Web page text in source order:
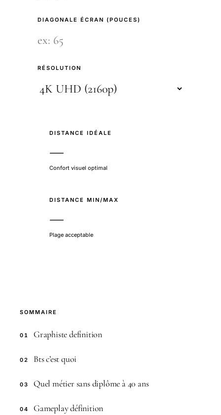
DIAGONALE ÉCRAN (POUCES)
RÉSOLUTION
DISTANCE IDÉALE
—
Confort visuel optimal
DISTANCE MIN/MAX
—
Plage acceptable
SOMMAIRE
01 Graphiste definition
02 Bts c’est quoi
03 Quel métier sans diplôme à 40 ans
04 Gameplay définition